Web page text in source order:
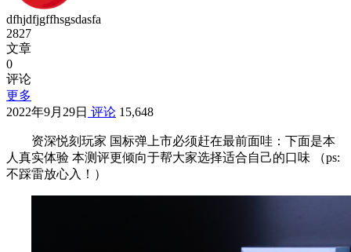
dfhjdfjgffhsgsdasfa
2827
文章
0
评论
更多
2022年9月29日 评论 15,648
资深悦刻玩家 国标弹上市必须赶在最前面哇：下面是本
人真实体验 本测评更倾向于帮大家选择适合自己的口味 （ps:
不踩雷放心入！）